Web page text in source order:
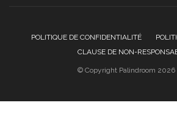
POLITIQUE DE CONFIDENTIALITÉ
CLAUSE DE NON-
© Copyright Palindroom 2026